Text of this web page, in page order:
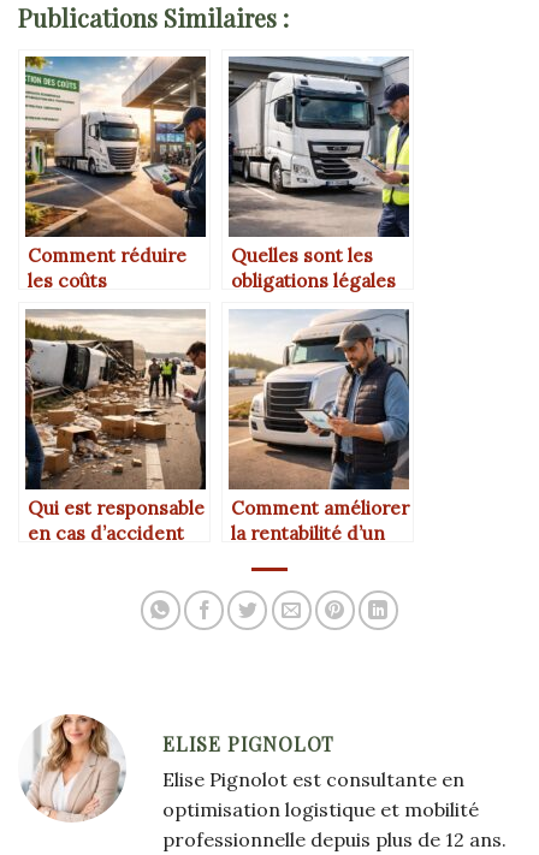
Publications Similaires :
Comment réduire
les coûts
d’exploitation d’une
entreprise de
transport routier ?
Quelles sont les
obligations légales
d’un transporteur
routier ?
Qui est responsable
en cas d’accident
Comment améliorer
la rentabilité d’un
ELISE PIGNOLOT
Elise Pignolot est consultante en
optimisation logistique et mobilité
professionnelle depuis plus de 12 ans.